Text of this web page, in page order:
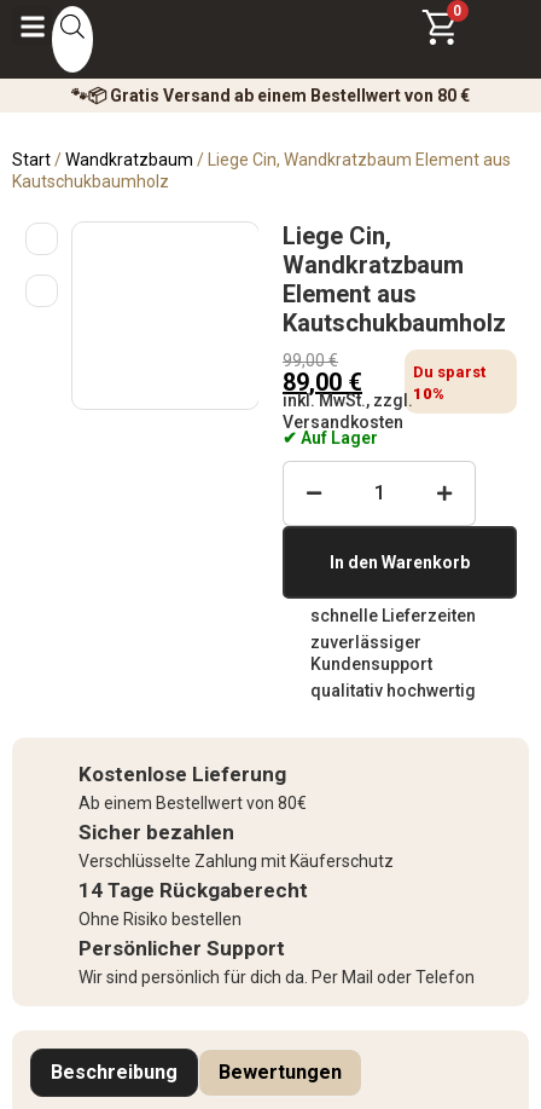
0
🐾📦 Gratis Versand ab einem Bestellwert von 80 €
Start/Wandkratzbaum / Liege Cin, Wandkratzbaum Element aus
Kautschukbaumholz
Liege Cin,
Wandkratzbaum
Element aus
Kautschukbaumholz
99,00€
89,00 €
Du sparst
10%
inkl. MwSt., zzgl.
Versandkosten
✔ Auf Lager
In den Warenkorb
schnelle Lieferzeiten
zuverlässiger
Kundensupport
qualitativ hochwertig
Kostenlose Lieferung
Ab einem Bestellwert von 80€
Sicher bezahlen
Verschlüsselte Zahlung mit Käuferschutz
14 Tage Rückgaberecht
Ohne Risiko bestellen
Persönlicher Support
Wir sind persönlich für dich da. Per Mail oder Telefon
Beschreibung Bewertungen